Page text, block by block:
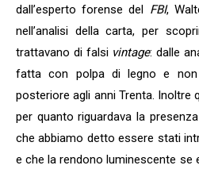
dall’esperto forense del FBI,
nell’analisi della carta, per
trattavano di falsi vintage: dalle
fatta con polpa di legno e
posteriore agli anni Trenta. Inoltre
per quanto riguardava la
che abbiamo detto essere stati
e che la rendono luminescente se